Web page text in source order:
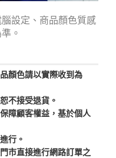
設定、商品顏色質感
。
顏色請以實際收到為
不接受退貨。
障顧客權益，基於個人
行。
市直接進行網路訂單之